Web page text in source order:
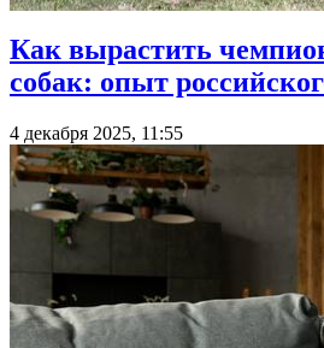
Как вырастить
собак: опыт
4 декабря 2025, 11:55